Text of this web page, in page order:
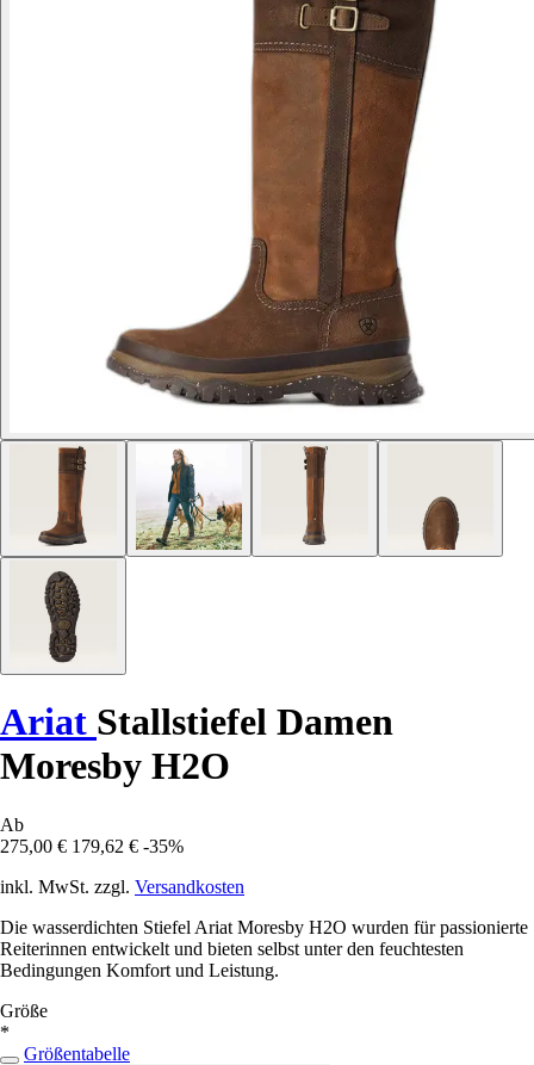
Ariat Stallstiefel Damen
Moresby H2O
Ab
275,00 € 179,62 € -35%
inkl. MwSt. zzgl. Versandkosten
Die wasserdichten Stiefel Ariat Moresby H2O wurden für passionierte
Reiterinnen entwickelt und bieten selbst unter den feuchtesten
Bedingungen Komfort und Leistung.
Größe
*
Größentabelle